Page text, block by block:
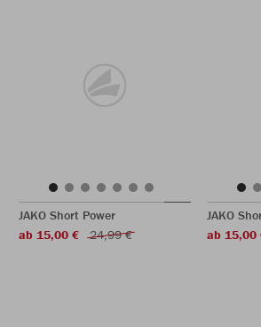
JAKO Short Power
ab 15,00 €
24,99 €
JAKO
ab 15,00